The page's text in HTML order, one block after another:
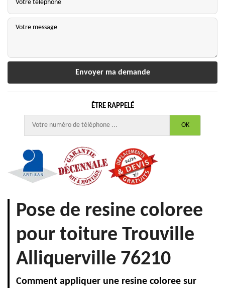
ÊTRE RAPPELÉ
Pose de resine coloree
pour toiture Trouville
Alliquerville 76210
Comment appliquer une resine coloree sur